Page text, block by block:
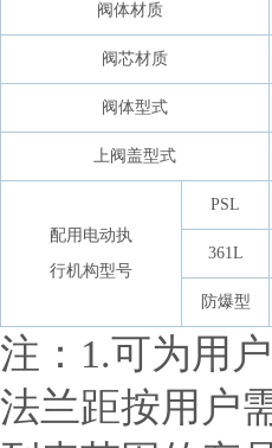
阀体材质
阀芯材质
阀体型式
上阀盖型式
配用电动执
行机构型号
PSL
361L
防爆型
注：1.可为用
法兰距按用户